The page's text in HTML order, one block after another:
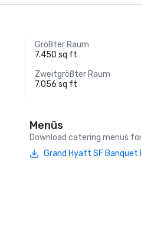
Größter Raum
7.450 sq ft
Zweitgrößter Raum
7.056 sq ft
Menüs
Download catering menus
Grand Hyatt SF Banquet